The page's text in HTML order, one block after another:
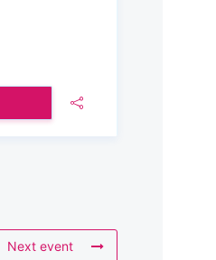
Next event